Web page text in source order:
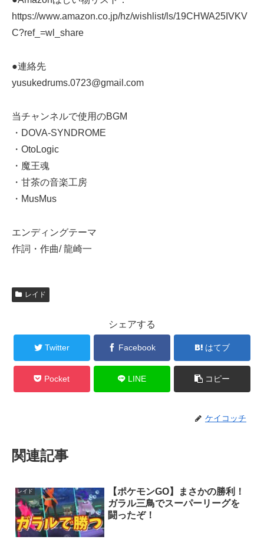
https://www.amazon.co.jp/hz/wishlist/ls/19CHWA25IVKV
C?ref_=wl_share
●連絡先
yusukedrums.0723@gmail.com
当チャンネルで使用のBGM
・DOVA-SYNDROME
・OtoLogic
・魔王魂
・甘茶の音楽工房
・MusMus
エンディングテーマ
作詞・作曲/ 龍崎一
レイド
シェアする
Twitter Facebook はてブ
Pocket LINE コピー
ケイコッチ
関連記事
レイド
【ポケモンGO】まさかの勝利！
ガラル三鳥でスーパーリーグを
闘ったぞ！